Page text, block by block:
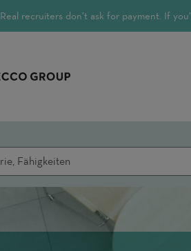
Real recruiters don’t ask for payment. If